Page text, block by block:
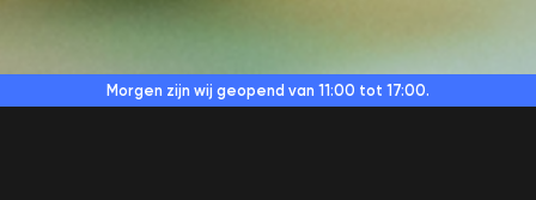
Morgen zijn wij geopend van 11:00 tot 17:00.